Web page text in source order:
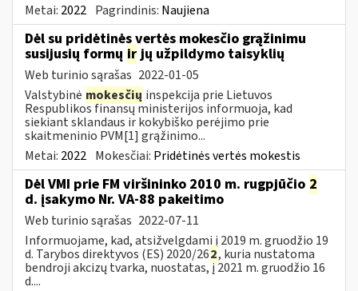
Metai: 2022 Pagrindinis: Naujiena
Dėl su pridėtinės vertės mokesčio grąžinimu
susijusių formų irjų užpildymo taisyklių
Web turinio sąrašas 2022-01-05
Valstybinė mokesčių inspekcija prie Lietuvos
Respublikos finansų ministerijos informuoja, kad
siekiant sklandaus ir kokybiško perėjimo prie
skaitmeninio PVM[1] grąžinimo...
Metai: 2022 Mokesčiai: Pridėtinės vertės mokestis
Dėl VMI prie FM viršininko 2010 m. rugpjūčio 2
d. įsakymo Nr. VA-88 pakeitimo
Web turinio sąrašas 2022-07-11
Informuojame, kad, atsižvelgdami į 2019 m. gruodžio 19
d. Tarybos direktyvos (ES) 2020/262, kuria nustatoma
bendroji akcizų tvarka, nuostatas, į 2021 m. gruodžio 16
d....